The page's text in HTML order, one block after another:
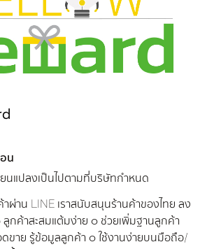
น
ยนแปลงเป็นไปตามที่บริษัทกำหนด
ผ่าน LINE เราสนับสนุนร้านค้าของไทย ลง